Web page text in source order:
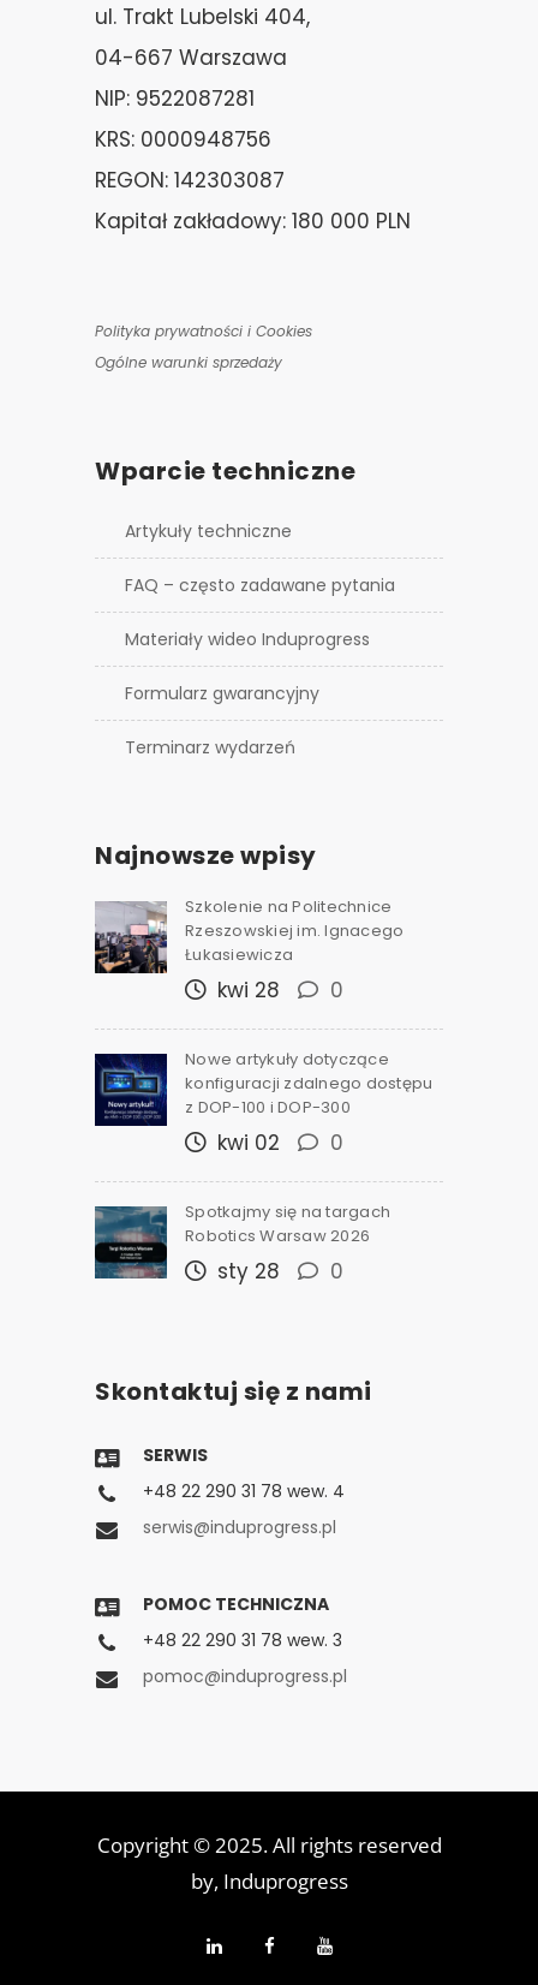
ul. Trakt Lubelski 404,
04-667 Warszawa
NIP: 9522087281
KRS: 0000948756
REGON: 142303087
Kapitał zakładowy: 180 000 PLN
Polityka prywatności i Cookies
Ogólne warunki sprzedaży
Wparcie techniczne
Artykuły techniczne
FAQ – często zadawane pytania
Materiały wideo Induprogress
Formularz gwarancyjny
Terminarz wydarzeń
Najnowsze wpisy
Szkolenie na Politechnice
Rzeszowskiej im. Ignacego
Łukasiewicza
kwi 28 0
Nowe artykuły dotyczące
konfiguracji zdalnego dostępu
z DOP-100 i DOP-300
kwi 02 0
Spotkajmy się na targach
Robotics Warsaw 2026
sty 28 0
Skontaktuj się z nami
SERWIS
+48 22 290 31 78 wew. 4
serwis@induprogress.pl
POMOC TECHNICZNA
+48 22 290 31 78 wew. 3
pomoc@induprogress.pl
Copyright © 2025. All rights reserved
by, Induprogress